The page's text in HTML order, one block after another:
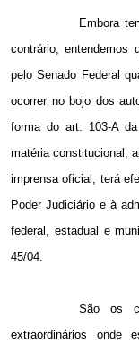
Embora
contrário, entendemos
pelo Senado Federal
ocorrer no bojo dos
forma do art. 103-A
matéria constitucional,
imprensa oficial, terá
Poder Judiciário e à
federal, estadual e
45/04.
São os
extraordinários onde